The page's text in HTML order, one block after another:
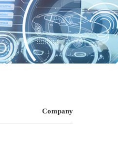
Company